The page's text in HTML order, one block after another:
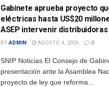
Gabinete aprueba proyecto
eléctricas hasta US$20
ASEP intervenir distribuidoras
BY ADMIN AGOSTO 4, 2026 0
SNIP Noticias El Consejo de
presentación ante la Asamblea
proyecto de ley que reforma...